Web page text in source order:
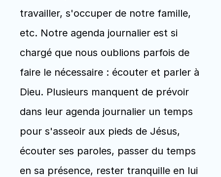
travailler, s'occuper de notre famille,
etc. Notre agenda journalier est si
chargé que nous oublions parfois de
faire le nécessaire : écouter et parler à
Dieu. Plusieurs manquent de prévoir
dans leur agenda journalier un temps
pour s'asseoir aux pieds de Jésus,
écouter ses paroles, passer du temps
en sa présence, rester tranquille en lui